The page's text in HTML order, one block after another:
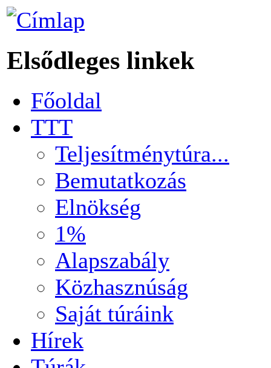
Elsődleges linkek
Főoldal
TTT
Teljesítménytúra...
Bemutatkozás
Elnökség
1%
Alapszabály
Közhasznúság
Saját túráink
Hírek